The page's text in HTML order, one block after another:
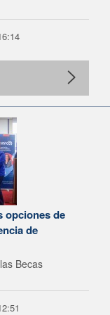
opciones de
de
Becas